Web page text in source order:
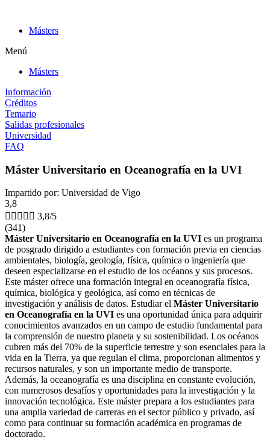
contenidoMásters
Menú
Másters
Información
Créditos
Temario
Salidas profesionales
Universidad
FAQ
Máster Universitario en Oceanografía en la UVI
Impartido por: Universidad de Vigo
3,8
     3,8/5
(341)
Máster Universitario en Oceanografía en la UVI es un programa
de posgrado dirigido a estudiantes con formación previa en ciencias
ambientales, biología, geología, física, química o ingeniería que
deseen especializarse en el estudio de los océanos y sus procesos.
Este máster ofrece una formación integral en oceanografía física,
química, biológica y geológica, así como en técnicas de
investigación y análisis de datos. Estudiar el Máster Universitario
en Oceanografía en la UVI es una oportunidad única para adquirir
conocimientos avanzados en un campo de estudio fundamental para
la comprensión de nuestro planeta y su sostenibilidad. Los océanos
cubren más del 70% de la superficie terrestre y son esenciales para la
vida en la Tierra, ya que regulan el clima, proporcionan alimentos y
recursos naturales, y son un importante medio de transporte.
Además, la oceanografía es una disciplina en constante evolución,
con numerosos desafíos y oportunidades para la investigación y la
innovación tecnológica. Este máster prepara a los estudiantes para
una amplia variedad de carreras en el sector público y privado, así
como para continuar su formación académica en programas de
doctorado.